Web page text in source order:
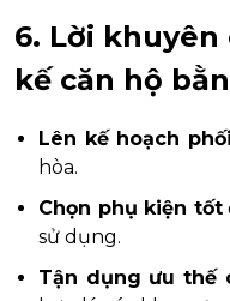
6. Lời
kế căn hộ
Lên kế hoạch
hòa.
Chọn phụ kiện tốt
sử dụng.
Tận dụng ưu thế